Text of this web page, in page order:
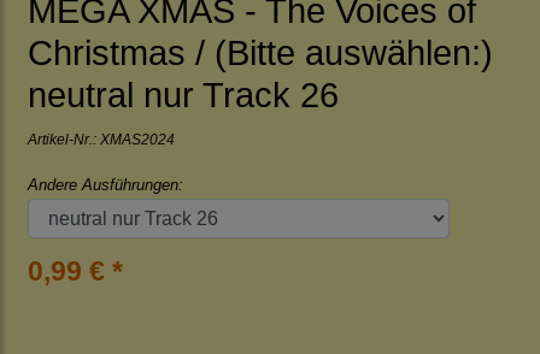
MEGA XMAS - The Voices of
Christmas / (Bitte auswählen:)
neutral nur Track 26
Artikel-Nr.: XMAS2024
Andere Ausführungen:
0,99 € *